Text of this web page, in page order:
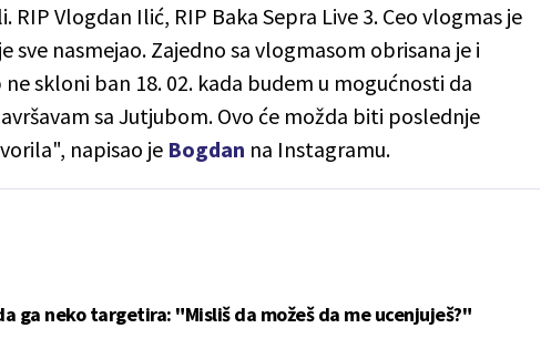
RIP Vlogdan Ilić, RIP Baka Sepra Live 3. Ceo vlogmas je
sve nasmejao. Zajedno sa vlogmasom obrisana je i
skloni ban 18. 02. kada budem u mogućnosti da
sa Jutjubom. Ovo će možda biti poslednje
napisao je Bogdan na Instagramu.
ga neko targetira: "Misliš da možeš da me ucenjuješ?"